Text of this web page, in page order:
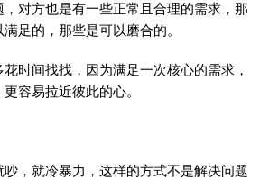
对方也是有一些正常且合理的需求，那
足的，那些是可以磨合的。
时间找找，因为满足一次核心的需求，
容易拉近彼此的心。
吵，就冷暴力，这样的方式不是解决问题